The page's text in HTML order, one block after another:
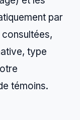
par
type
témoins.